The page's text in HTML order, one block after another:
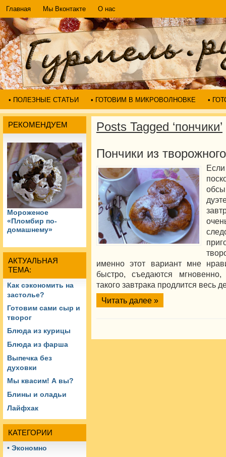
Главная Мы Вконтакте О нас
• ПОЛЕЗНЫЕ СТАТЬИ • ГОТОВИМ В МИКРОВОЛНОВКЕ •
РЕКОМЕНДУЕМ
Мороженое
«Пломбир по-
домашнему»
АКТУАЛЬНАЯ
ТЕМА:
Как сэкономить на
застолье?
Готовим сами сыр и
творог
Блюда из курицы
Блюда из фарша
Выпечка без
духовки
Мы квасим! А вы?
Блины и оладьи
Лайфхак
КАТЕГОРИИ
• Экономно
Posts Tagged ‘пончики’
Пончики из
именно этот вариант мне
быстро, съедаются
такого завтрака продлится весь
Читать далее »